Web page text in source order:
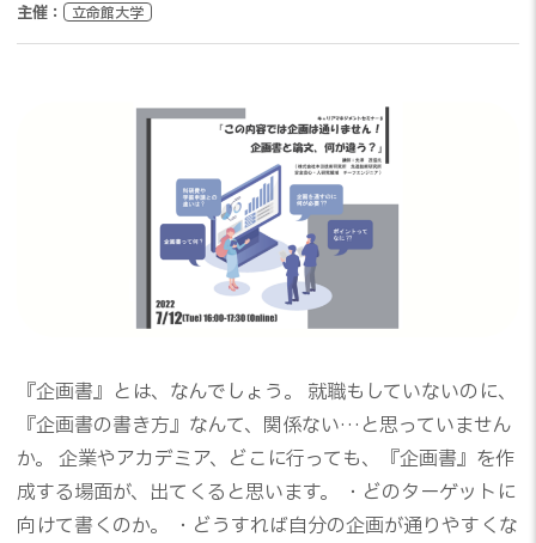
主催： 立命館大学
『企画書』とは、なんでしょう。 就職もしていないのに、
『企画書の書き方』なんて、関係ない…と思っていません
か。 企業やアカデミア、どこに行っても、『企画書』を作
成する場面が、出てくると思います。 ・どのターゲットに
向けて書くのか。 ・どうすれば自分の企画が通りやすくな